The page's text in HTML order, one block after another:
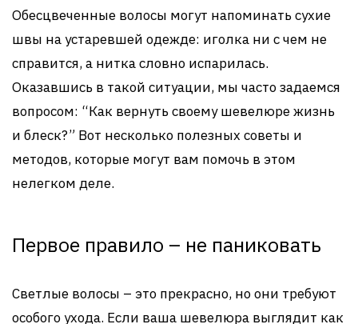
Обесцвеченные волосы могут напоминать сухие
швы на устаревшей одежде: иголка ни с чем не
справится, а нитка словно испарилась.
Оказавшись в такой ситуации, мы часто задаемся
вопросом: “Как вернуть своему шевелюре жизнь
и блеск?” Вот несколько полезных советы и
методов, которые могут вам помочь в этом
нелегком деле.
Первое правило – не паниковать
Светлые волосы – это прекрасно, но они требуют
особого ухода. Если ваша шевелюра выглядит как